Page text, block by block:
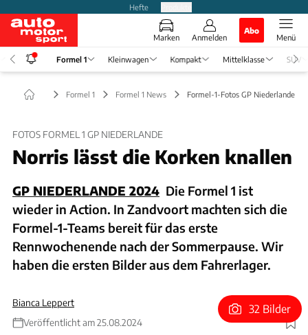
Hefte
Marken Anmelden
Abo
Menü
Formel 1 Kleinwagen Kompakt Mittelklasse SUV
Formel 1 Formel 1 News Formel-1-Fotos GP Niederlande
FOTOS FORMEL 1 GP NIEDERLANDE
Norris lässt die Korken knallen
GP NIEDERLANDE 2024 Die Formel 1 ist
wieder in Action. In Zandvoort machten sich die
Formel-1-Teams bereit für das erste
Rennwochenende nach der Sommerpause. Wir
haben die ersten Bilder aus dem Fahrerlager.
Bianca Leppert
Veröffentlicht am 25.08.2024
Foto: xpb
32 Bilder